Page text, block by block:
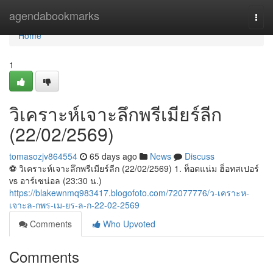
agendabookmarks
Home
Home
1
วิเคราะห์เจาะลึกพรีเมียร์ลีก
(22/02/2569)
tomasozjv864554 65 days ago News
Discuss
⚽️ วิเคราะห์เจาะลึกพรีเมียร์ลีก (22/02/2569) 1. ท็อตแน่ม ฮ็อทสเปอร์
vs อาร์เซน่อล (23:30 น.)
https://blakewnmq983417.blogofoto.com/72077776/ว-เคราะห-
เจาะล-กพร-เม-ยร-ล-ก-22-02-2569
Comments
Who Upvoted
Comments